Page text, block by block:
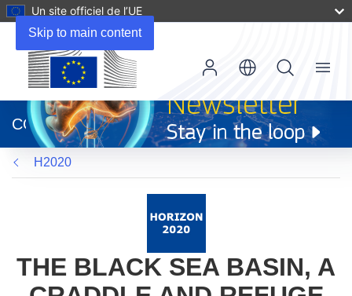
Skip to main content
Un site officiel de l’UE
dans
une
nouvelle
fenêtre)
CORDIS
Menu
H2020
THE BLACK SEA BASIN, A